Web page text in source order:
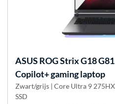
ASUS ROG Strix G18
Copilot+ gaming laptop
Zwart/grijs | Core Ultra 9 275HX
SSD